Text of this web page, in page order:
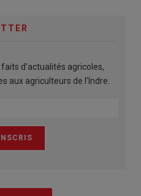
d'actualités agricoles,
aux agriculteurs de l'Indre.